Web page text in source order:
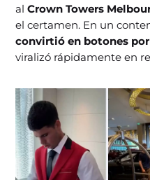
alCrown Towers
el certamen. En un
convirtió en botones
viralizó rápidamente en